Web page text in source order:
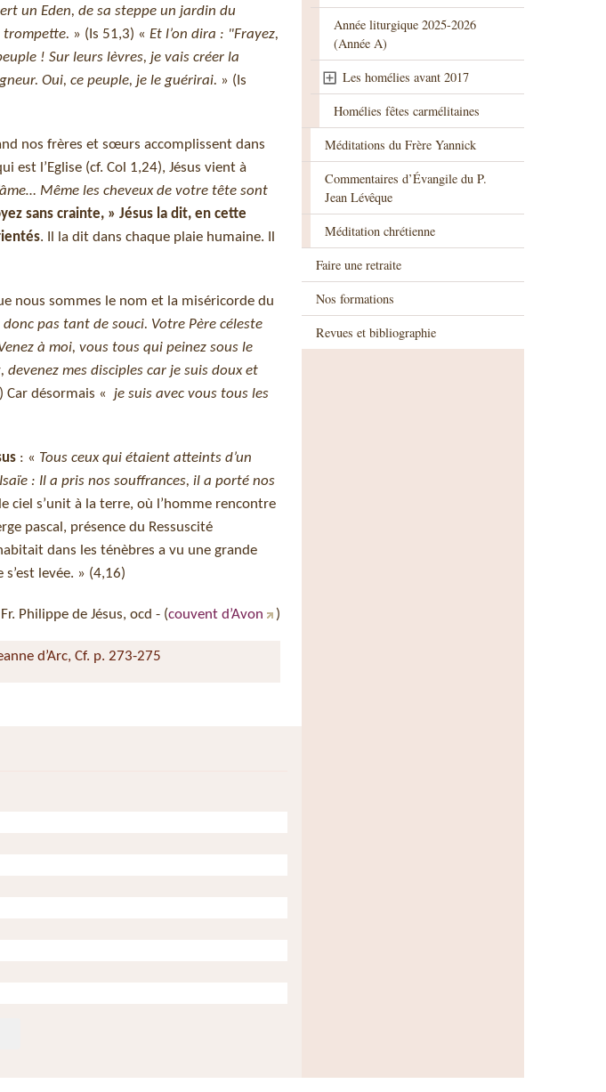
un Eden, de sa steppe un jardin du
trompette. » (Is 51,3) « Et l’on dira : "Frayez,
! Sur leurs lèvres, je vais créer la
Oui, ce peuple, je le guérirai. » (Is
nos frères et sœurs accomplissent dans
est l’Eglise (cf. Col 1,24), Jésus vient à
Même les cheveux de votre tête sont
sans crainte, » Jésus la dit, en cette
. Il la dit dans chaque plaie humaine. Il
nous sommes le nom et la miséricorde du
pas tant de souci. Votre Père céleste
à moi, vous tous qui peinez sous le
mes disciples car je suis doux et
Car désormais « je suis avec vous tous les
: « Tous ceux qui étaient atteints d’un
: Il a pris nos souffrances, il a porté nos
ciel s’unit à la terre, où l’homme rencontre
pascal, présence du Ressuscité
dans les ténèbres a vu une grande
levée. » (4,16)
Fr. Philippe de Jésus, ocd - (couvent d’Avon )
d’Arc, Cf. p. 273-275
Année liturgique 2025-2026
(Année A)
Les homélies avant 2017
Homélies fêtes carmélitaines
Méditations du Frère Yannick
Commentaires d’Évangile du P.
Jean Lévêque
Méditation chrétienne
Faire une retraite
Nos formations
Revues et bibliographie